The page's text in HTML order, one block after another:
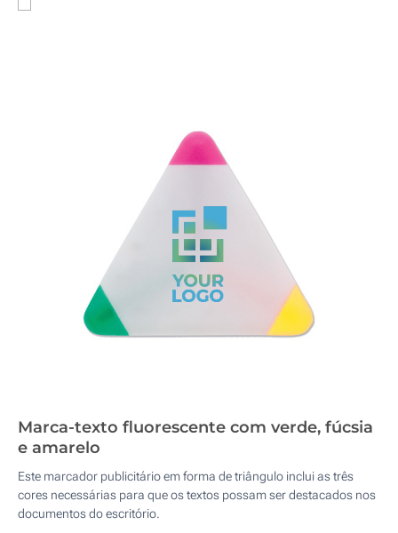
Marca-texto fluorescente com verde, fúcsia
e amarelo
Este marcador publicitário em forma de triângulo inclui as três
cores necessárias para que os textos possam ser destacados nos
documentos do escritório.